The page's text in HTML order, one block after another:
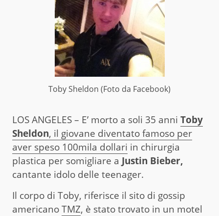
Toby Sheldon (Foto da Facebook)
LOS ANGELES – E’ morto a soli 35 anni Toby
Sheldon, il giovane diventato famoso per
aver speso 100mila dollari in chirurgia
plastica per somigliare a Justin Bieber,
cantante idolo delle teenager.
Il corpo di Toby, riferisce il sito di gossip
americanoTMZ, è stato trovato in un motel